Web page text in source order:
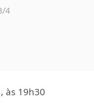
/4
às 19h30